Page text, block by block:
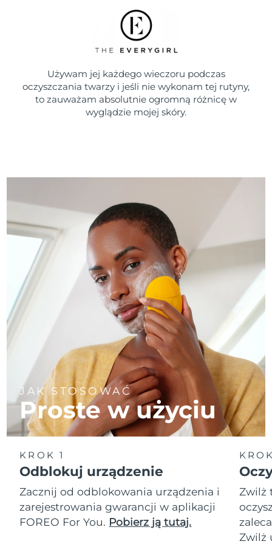
Używam jej każdego wieczoru podczas
oczyszczania twarzy i jeśli nie wykonam tej rutyny,
to zauważam absolutnie ogromną różnicę w
wyglądzie mojej skóry.
JAK STOSOWAĆ
Proste w użyciu
KROK 1
Odblokuj urządzenie
Zacznij od odblokowania urządzenia i
zarejestrowania gwarancji w aplikacji
FOREO For You. Pobierz ją tutaj.
Zwilż
Zwilż